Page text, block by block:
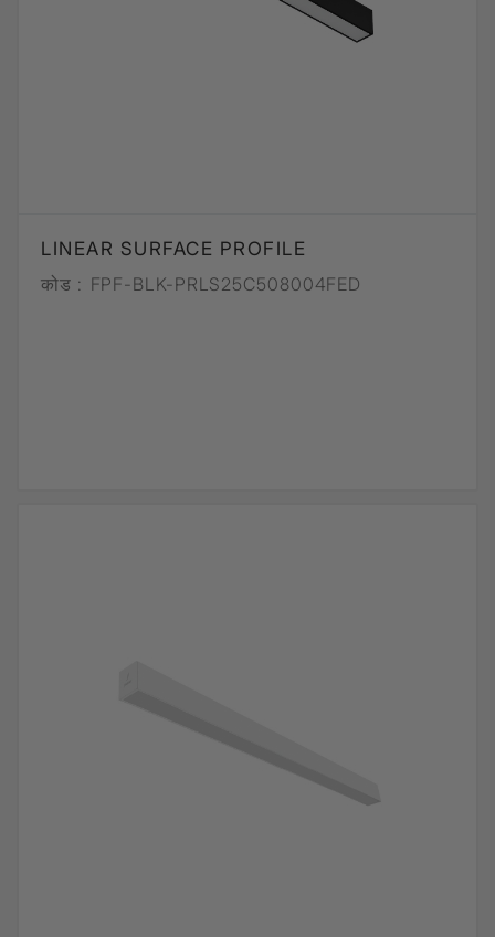
LINEAR SURFACE PROFILE
कोड : FPF-BLK-PRLS25C508004FED